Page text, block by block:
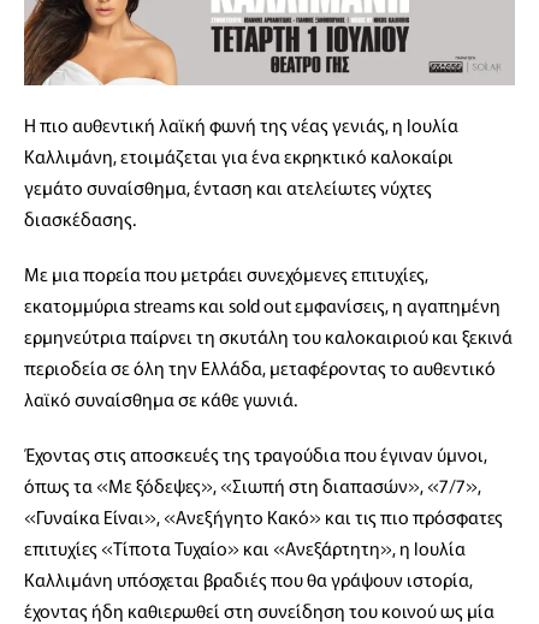
Η πιο αυθεντική λαϊκή φωνή της νέας γενιάς, η Ιουλία
Καλλιμάνη, ετοιμάζεται για ένα εκρηκτικό καλοκαίρι
γεμάτο συναίσθημα, ένταση και ατελείωτες νύχτες
διασκέδασης.
Με μια πορεία που μετράει συνεχόμενες επιτυχίες,
εκατομμύρια streams και sold out εμφανίσεις, η αγαπημένη
ερμηνεύτρια παίρνει τη σκυτάλη του καλοκαιριού και ξεκινά
περιοδεία σε όλη την Ελλάδα, μεταφέροντας το αυθεντικό
λαϊκό συναίσθημα σε κάθε γωνιά.
Έχοντας στις αποσκευές της τραγούδια που έγιναν ύμνοι,
όπως τα «Με ξόδεψες», «Σιωπή στη διαπασών», «7/7»,
«Γυναίκα Είναι», «Ανεξήγητο Κακό» και τις πιο πρόσφατες
επιτυχίες «Τίποτα Τυχαίο» και «Ανεξάρτητη», η Ιουλία
Καλλιμάνη υπόσχεται βραδιές που θα γράψουν ιστορία,
έχοντας ήδη καθιερωθεί στη συνείδηση του κοινού ως μία